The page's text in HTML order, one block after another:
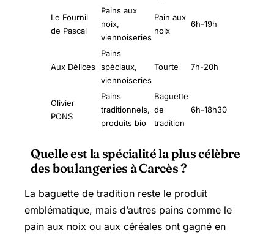
Le Fournil
de Pascal
Pains aux
noix,
viennoiseries
Pain aux
noix
6h-19h
Aux Délices
Pains
spéciaux,
viennoiseries
Tourte 7h-20h
Olivier
PONS
Pains
traditionnels,
produits bio
Baguette
de
tradition
6h-18h30
Quelle est la spécialité la plus célèbre
des boulangeries à Carcès ?
La baguette de tradition reste le produit
emblématique, mais d’autres pains comme le
pain aux noix ou aux céréales ont gagné en